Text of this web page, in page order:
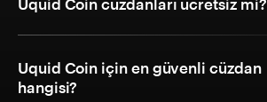
Uquid Coin cüzdanları ücretsiz mi?
Uquid Coin için en güvenli cüzdan
hangisi?